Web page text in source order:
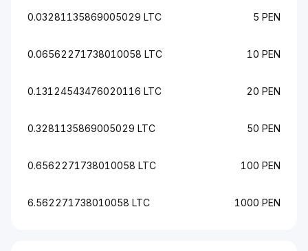
0.03281135869005029 LTC 5 PEN
0.06562271738010058 LTC 10 PEN
0.13124543476020116 LTC 20 PEN
0.3281135869005029 LTC 50 PEN
0.6562271738010058 LTC 100 PEN
6.562271738010058 LTC 1000 PEN